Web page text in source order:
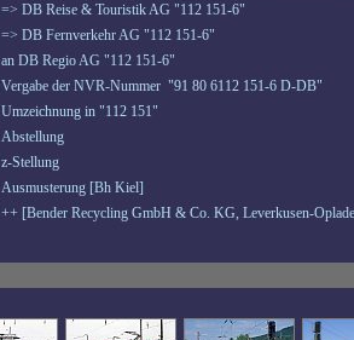
=> DB Reise & Touristik AG "112 151-6"
=> DB Fernverkehr AG "112 151-6"
an DB Regio AG "112 151-6"
Vergabe der NVR-Nummer "91 80 6112 151-6 D-DB"
Umzeichnung in "112 151"
Abstellung
z-Stellung
Ausmusterung [Bh Kiel]
++ [Bender Recycling GmbH & Co. KG, Leverkusen-